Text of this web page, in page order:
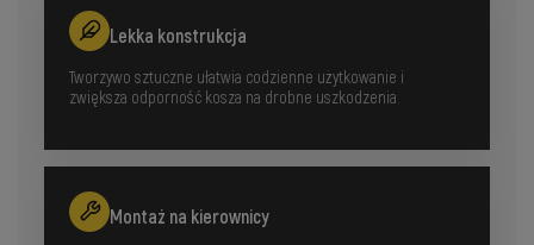
Lekka konstrukcja
Tworzywo sztuczne ułatwia codzienne użytkowanie i
zwiększa odporność kosza na drobne uszkodzenia.
Montaż na kierownicy